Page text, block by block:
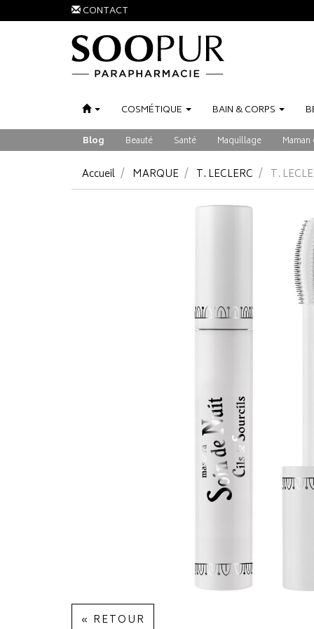
CONTACT
COSMÉTIQUE BAIN &CORPS
Blog Beauté Santé Maquillage
Accueil MARQUE T. LECLERC T.
« RETOUR